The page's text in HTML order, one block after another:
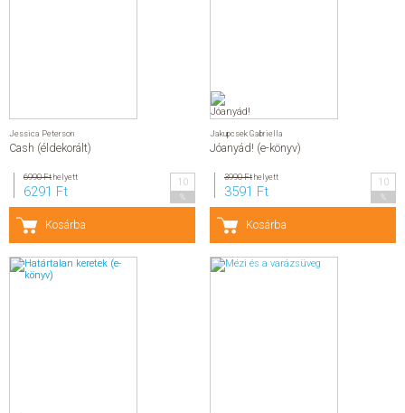
Jessica Peterson
Cash (éldekorált)
6990 Fthelyett
6291 Ft
10
Kosárba
Jakupcsek Gabriella
Jóanyád! (e-könyv)
3990 Fthelyett
3591 Ft
10
Kosárba